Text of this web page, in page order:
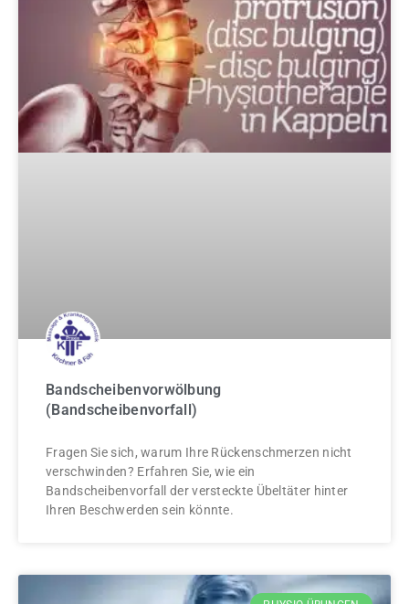
Bandscheibenvorwölbung
(Bandscheibenvorfall)
Fragen Sie sich, warum Ihre Rückenschmerzen nicht
verschwinden? Erfahren Sie, wie ein
Bandscheibenvorfall der versteckte Übeltäter hinter
Ihren Beschwerden sein könnte.